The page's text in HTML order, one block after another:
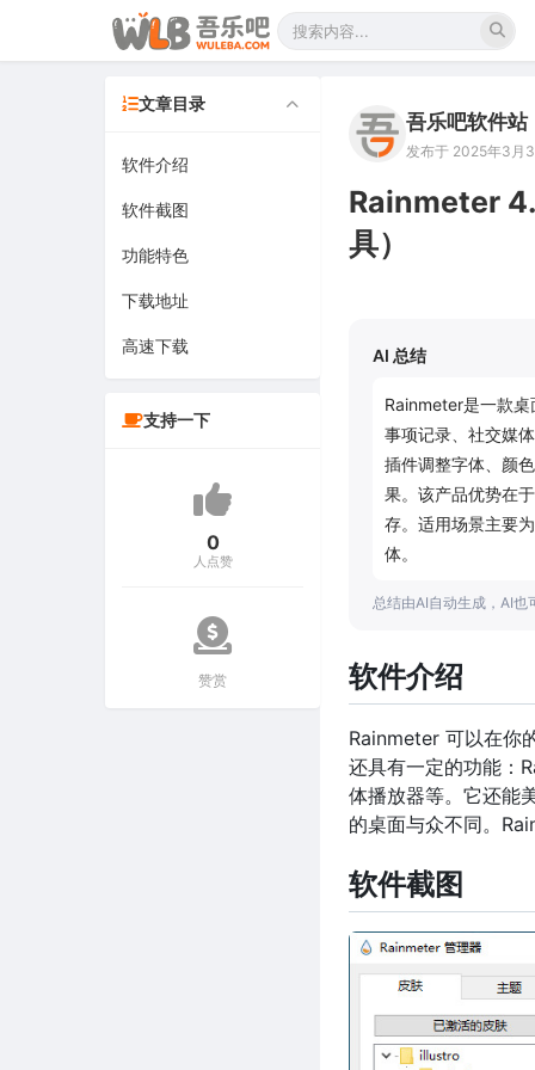
文章目录
软件介绍
软件截图
功能特色
下载地址
高速下载
支持一下
0
人点赞
赞赏
吾乐吧软件站
发布于 2025年3月
Rainmeter
具）
AI 总结
Rainmeter是一款
事项记录、社交媒
插件调整字体、颜
果。该产品优势在
存。适用场景主要
体。
总结由AI自动生成，AI也
软件介绍
Rainmeter 可以在你
还具有一定的功能：
体播放器等。它还能
的桌面与众不同。
软件截图